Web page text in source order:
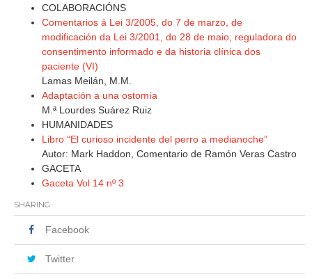
COLABORACIÓNS
Comentarios á Lei 3/2005, do 7 de marzo, de
modificación da Lei 3/2001, do 28 de maio, reguladora do
consentimento informado e da historia clínica dos
paciente (VI)
Lamas Meilán, M.M.
Adaptación a una ostomía
M.ª Lourdes Suárez Ruiz
HUMANIDADES
Libro “El curioso incidente del perro a medianoche”
Autor: Mark Haddon, Comentario de Ramón Veras Castro
GACETA
Gaceta Vol 14 nº 3
SHARING
Facebook
Twitter